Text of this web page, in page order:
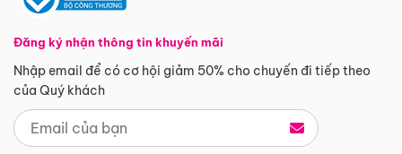
Đăng ký nhận thông tin khuyến mãi
Nhập email để có cơ hội giảm 50% cho chuyến đi tiếp theo
của Quý khách